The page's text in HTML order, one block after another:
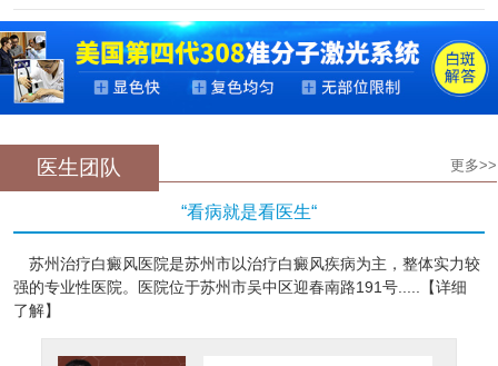
医生团队 更多>>
“看病就是看医生“
苏州治疗白癜风医院是苏州市以治疗白癜风疾病为主，整体实力较
强的专业性医院。医院位于苏州市吴中区迎春南路191号.....【详细
了解】